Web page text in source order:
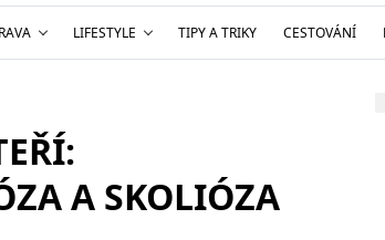
LIFESTYLE TIPY A TRIKY CESTOVÁNÍ
A SKOLIÓZA